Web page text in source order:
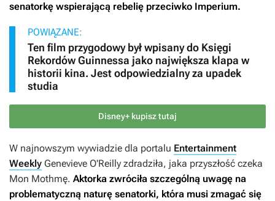
senatorkę wspierającą rebelię przeciwko Imperium.
POWIĄZANE:
Ten film przygodowy był wpisany do Księgi
Rekordów Guinnessa jako największa klapa w
historii kina. Jest odpowiedzialny za upadek
studia
Disney+ kupisz tutaj
W najnowszym wywiadzie dla portalu Entertainment
Weekly Genevieve O'Reilly zdradziła, jaka przyszłość czeka
Mon Mothmę. Aktorka zwróciła szczególną uwagę na
problematyczną naturę senatorki, która musi zmagać się